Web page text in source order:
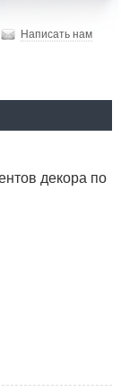
Написать нам
декора по